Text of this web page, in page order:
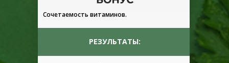
РЕЗУЛЬТАТЫ:
Сочетаемость витаминов.